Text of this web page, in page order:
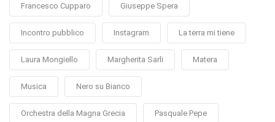
Francesco Cupparo Giuseppe Spera
Incontro pubblico Instagram La terra mi tiene
Laura Mongiello Margherita Sarli Matera
Musica Nero su Bianco
Orchestra della Magna Grecia Pasquale Pepe